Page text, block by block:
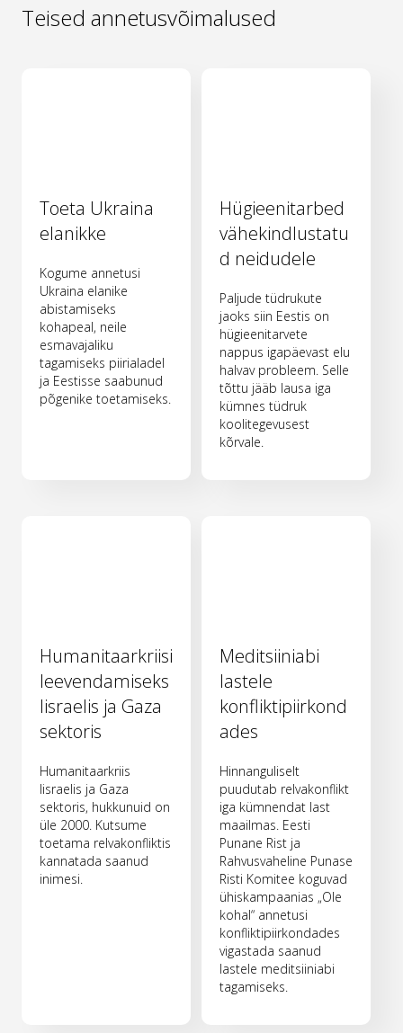
Teised annetusvõimalused
Toeta Ukraina
elanikke
Kogume annetusi
Ukraina elanike
abistamiseks
kohapeal, neile
esmavajaliku
tagamiseks piirialadel
ja Eestisse saabunud
põgenike toetamiseks.
Hügieenitarbed
vähekindlustatu
d neidudele
Paljude tüdrukute
jaoks siin Eestis on
hügieenitarvete
nappus igapäevast elu
halvav probleem. Selle
tõttu jääb lausa iga
kümnes tüdruk
koolitegevusest
kõrvale.
Humanitaarkriisi
leevendamiseks
Iisraelis ja Gaza
sektoris
Humanitaarkriis
Iisraelis ja Gaza
sektoris, hukkunuid on
üle 2000. Kutsume
toetama relvakonfliktis
kannatada saanud
inimesi.
Meditsiiniabi
lastele
konfliktipiirkond
ades
Hinnanguliselt
puudutab relvakonflikt
iga kümnendat last
maailmas. Eesti
Punane Rist ja
Rahvusvaheline Punase
Risti Komitee koguvad
ühiskampaanias „Ole
kohal“ annetusi
konfliktipiirkondades
vigastada saanud
lastele meditsiiniabi
tagamiseks.